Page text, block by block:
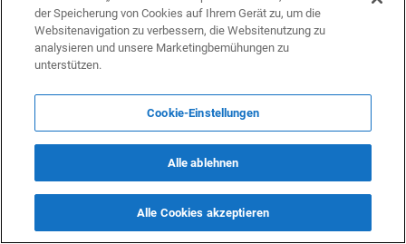
„Ich vertraue weiterhin auf die deutsche
Bosch GmbH
Deutschland
der Speicherung von Cookies auf Ihrem Gerät zu, um die
Websitenavigation zu verbessern, die Websitenutzung zu
analysieren und unsere Marketingbemühungen zu
unterstützen.
Cookie-Einstellungen
Alle ablehnen
Alle Cookies akzeptieren